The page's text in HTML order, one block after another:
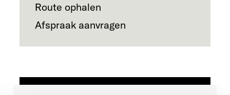
Route ophalen
Afspraak aanvragen